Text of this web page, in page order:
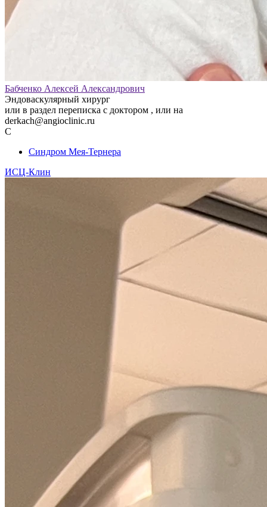
Бабченко Алексей Александрович
Эндоваскулярный хирург
или в раздел переписка с доктором , или на
derkach@angioclinic.ru
С
Синдром Мея-Тернера
ИСЦ-Клин